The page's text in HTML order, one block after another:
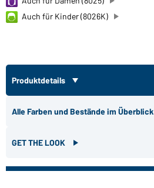
Auch für Kinder (8026K)
Produktdetails
Alle Farben und Bestände im Überblick
GET THE LOOK